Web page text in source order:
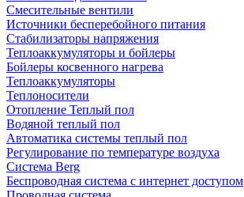
Смесительные вентили
Источники бесперебойного питания
Стабилизаторы напряжения
Теплоаккумуляторы и бойлеры
Бойлеры косвенного нагрева
Теплоаккумуляторы
Теплоносители
Отопление Теплый пол
Водяной теплый пол
Автоматика системы теплый пол
Регулирование по температуре воздуха
Система Berg
Беспроводная система с интернет доступом